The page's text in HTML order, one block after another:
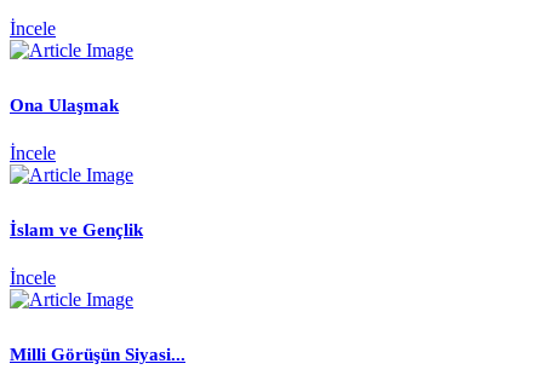
İncele
Ona Ulaşmak
İncele
İslam ve Gençlik
İncele
Milli Görüşün Siyasi...